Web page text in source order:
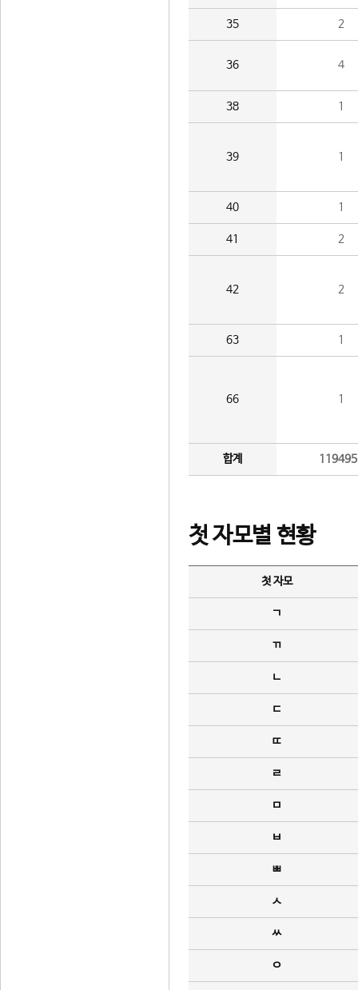
35 2
36 4
38 1
39 1
40 1
41 2
42 2
63 1
66 1
합계
첫 자모별 현황
첫 자모
ㄱ
ㄲ
ㄴ
ㄷ
ㄸ
ㄹ
ㅁ
ㅂ
ㅃ
ㅅ
ㅆ
ㅇ